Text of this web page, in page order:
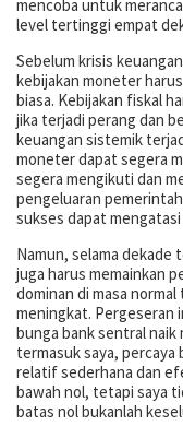
mencoba untuk
level tertinggi empat
Sebelum krisis
kebijakan moneter
biasa. Kebijakan fiskal
jika terjadi perang dan
keuangan sistemik
moneter dapat segera
segera mengikuti dan
pengeluaran
sukses dapat mengatasi
Namun, selama dekade
juga harus memainkan
dominan di masa
meningkat. Pergeseran
bunga bank sentral naik
termasuk saya, percaya
relatif sederhana dan
bawah nol, tetapi saya
batas nol bukanlah